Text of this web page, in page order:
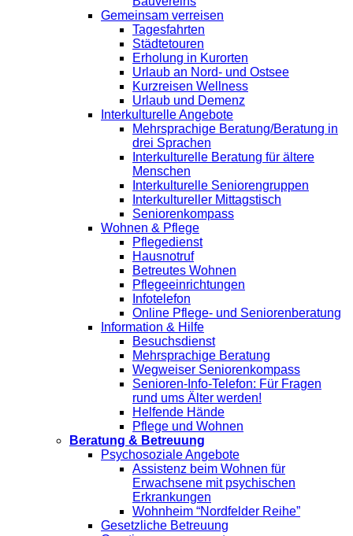
Gemeinsam verreisen
Tagesfahrten
Städtetouren
Erholung in Kurorten
Urlaub an Nord- und Ostsee
Kurzreisen Wellness
Urlaub und Demenz
Interkulturelle Angebote
Mehrsprachige Beratung/Beratung in
drei Sprachen
Interkulturelle Beratung für ältere
Menschen
Interkulturelle Seniorengruppen
Interkultureller Mittagstisch
Seniorenkompass
Wohnen & Pflege
Pflegedienst
Hausnotruf
Betreutes Wohnen
Pflegeeinrichtungen
Infotelefon
Online Pflege- und Seniorenberatung
Information & Hilfe
Besuchsdienst
Mehrsprachige Beratung
Wegweiser Seniorenkompass
Senioren-Info-Telefon: Für Fragen
rund ums Älter werden!
Helfende Hände
Pflege und Wohnen
Beratung & Betreuung
Psychosoziale Angebote
Assistenz beim Wohnen für
Erwachsene mit psychischen
Erkrankungen
Wohnheim “Nordfelder Reihe”
Gesetzliche Betreuung